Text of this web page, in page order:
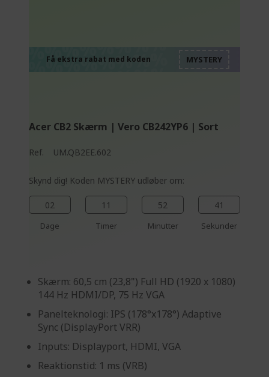
Få ekstra rabat med koden
Acer CB2 Skærm | Vero CB242YP6 | Sort
Ref. UM.QB2EE.602
Skynd dig! Koden MYSTERY udløber om:
02
Dage
11
Timer
52
Minutter
40
Sekunder
Skærm: 60,5 cm (23,8") Full HD (1920 x 1080)
144 Hz HDMI/DP, 75 Hz VGA
Panelteknologi: IPS (178°x178°) Adaptive
Sync (DisplayPort VRR)
Inputs: Displayport, HDMI, VGA
Reaktionstid: 1 ms (VRB)